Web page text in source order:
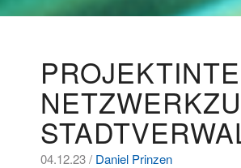
04.12.23 / Daniel Prinzen